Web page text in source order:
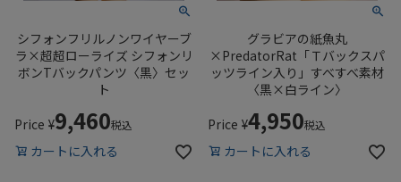
シフォンフリルノンワイヤーブ
ラ×超超ローライズ シフォンリ
ボンTバックパンツ〈黒〉セッ
ト
Price ¥9,460税込
カートに入れる
グラビアの紙魚丸
×PredatorRat「Ｔバックスパ
ッツライン入り」すべすべ素材
〈黒×白ライン〉
Price ¥4,950税込
カートに入れる